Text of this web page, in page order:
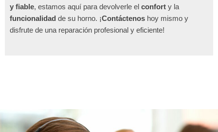
y fiable, estamos aquí para devolverle el confort y la
funcionalidad de su horno. ¡Contáctenos hoy mismo y
disfrute de una reparación profesional y eficiente!